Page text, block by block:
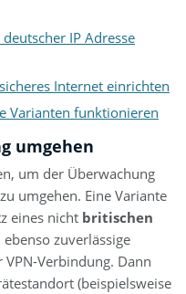
IP Adresse
Internet einrichten
Varianten funktionieren
umgehen
um der Überwachung
umgehen. Eine Variante
eines nicht britischen
zuverlässige
Verbindung. Dann
(beispielsweise